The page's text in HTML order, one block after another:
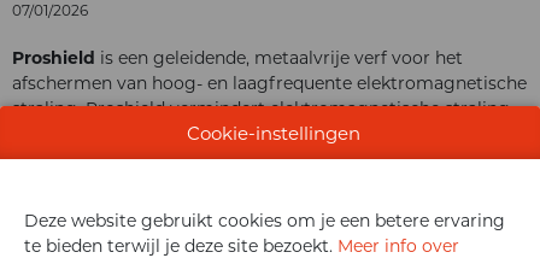
07/01/2026
Proshield is een geleidende, metaalvrije verf voor het
afschermen van hoog- en laagfrequente elektromagnetische
straling. Proshield vermindert elektromagnetische straling
en interfentie tussen draadloze netwerken, waardoor de
prestaties verbeteren. Het is ook geschikt voor het
die EMR/EMF uitzenden, zoals telefoonmasten,
radioantennes, tv-zenders en wifi-netwerken.
Cookie-instellingen
Deze website gebruikt cookies om je een betere ervaring
te bieden terwijl je deze site bezoekt. Meer info over